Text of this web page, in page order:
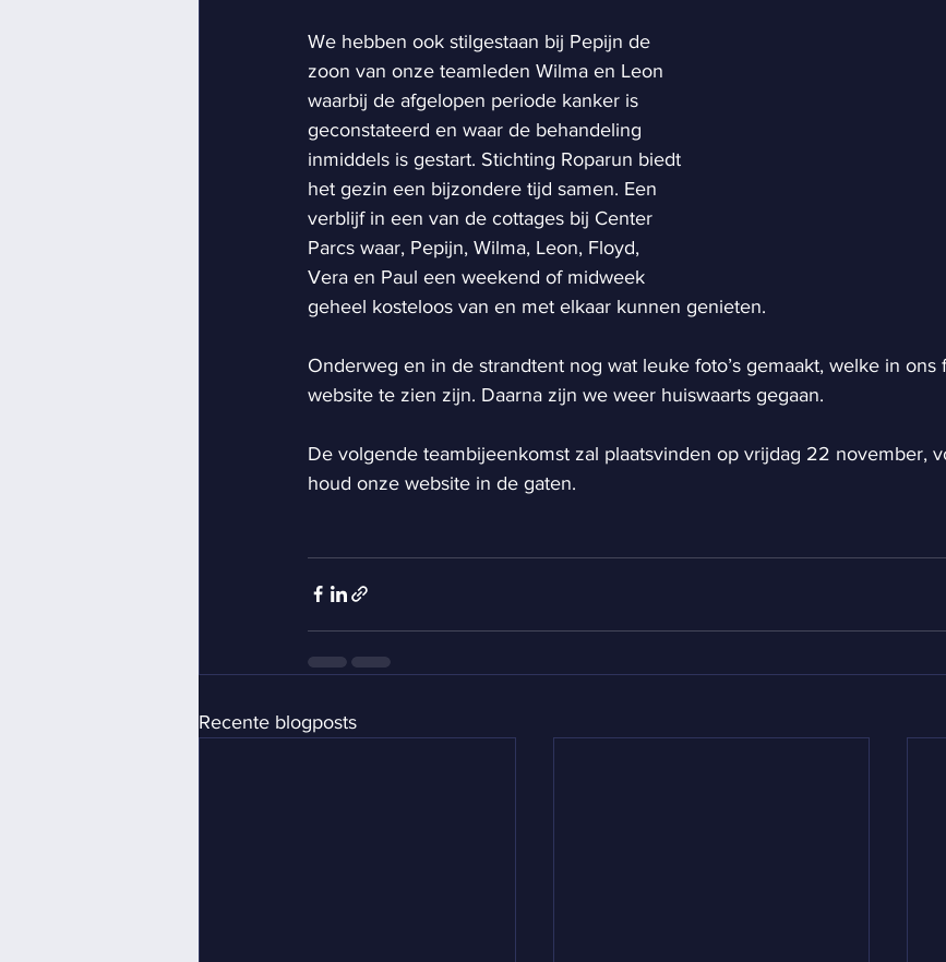
We hebben ook stilgestaan bij Pepijn de
zoon van onze teamleden Wilma en Leon
waarbij de afgelopen periode kanker is
geconstateerd en waar de behandeling
inmiddels is gestart. Stichting Roparun biedt
het gezin een bijzondere tijd samen. Een
verblijf in een van de cottages bij Center
Parcs waar, Pepijn, Wilma, Leon, Floyd,
Vera en Paul een weekend of midweek
geheel kosteloos van en met elkaar kunnen genieten.
Onderweg en in de strandtent nog wat leuke foto’s gemaakt, welke in ons
website te zien zijn. Daarna zijn we weer huiswaarts gegaan.
De volgende teambijeenkomst zal plaatsvinden op vrijdag 22 november,
houd onze website in de gaten.
Recente blogposts